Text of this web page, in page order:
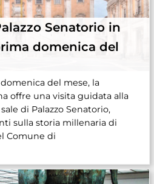
Senatorio in
domenica del
del mese, la
offre una visita guidata alla
di Palazzo Senatorio,
sulla storia millenaria di
Comune di